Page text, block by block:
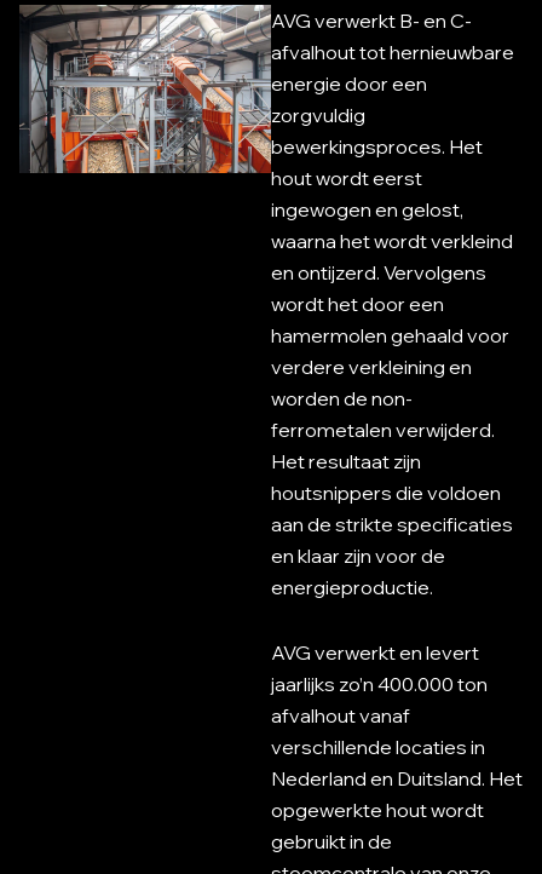
AVG verwerkt B- en C-
afvalhout tot hernieuwbare
energie door een
zorgvuldig
bewerkingsproces. Het
hout wordt eerst
ingewogen en gelost,
waarna het wordt verkleind
en ontijzerd. Vervolgens
wordt het door een
hamermolen gehaald voor
verdere verkleining en
worden de non-
ferrometalen verwijderd.
Het resultaat zijn
houtsnippers die voldoen
aan de strikte specificaties
en klaar zijn voor de
energieproductie.
AVG verwerkt en levert
jaarlijks zo’n 400.000 ton
afvalhout vanaf
verschillende locaties in
Nederland en Duitsland. Het
opgewerkte hout wordt
gebruikt in de